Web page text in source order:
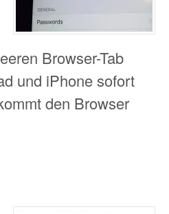
Browser-Tab
und iPhone sofort
den Browser